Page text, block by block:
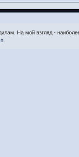
На мой взгляд -